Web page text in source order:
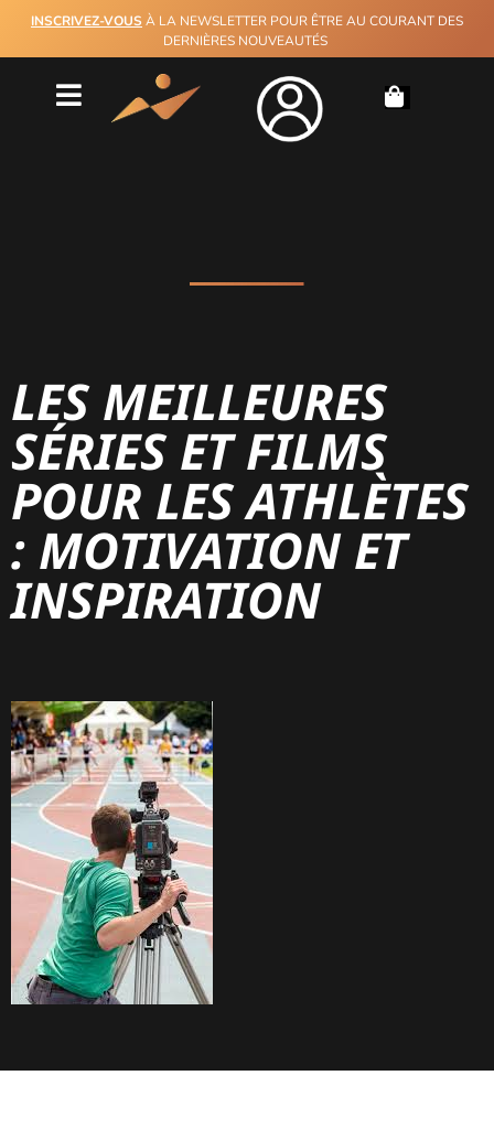
INSCRIVEZ-VOUS À LA NEWSLETTER POUR ÊTRE AU COURANT DES
DERNIÈRES NOUVEAUTÉS
LES MEILLEURES
SÉRIES ET FILMS
POUR LES ATHLÈTES
: MOTIVATION ET
INSPIRATION